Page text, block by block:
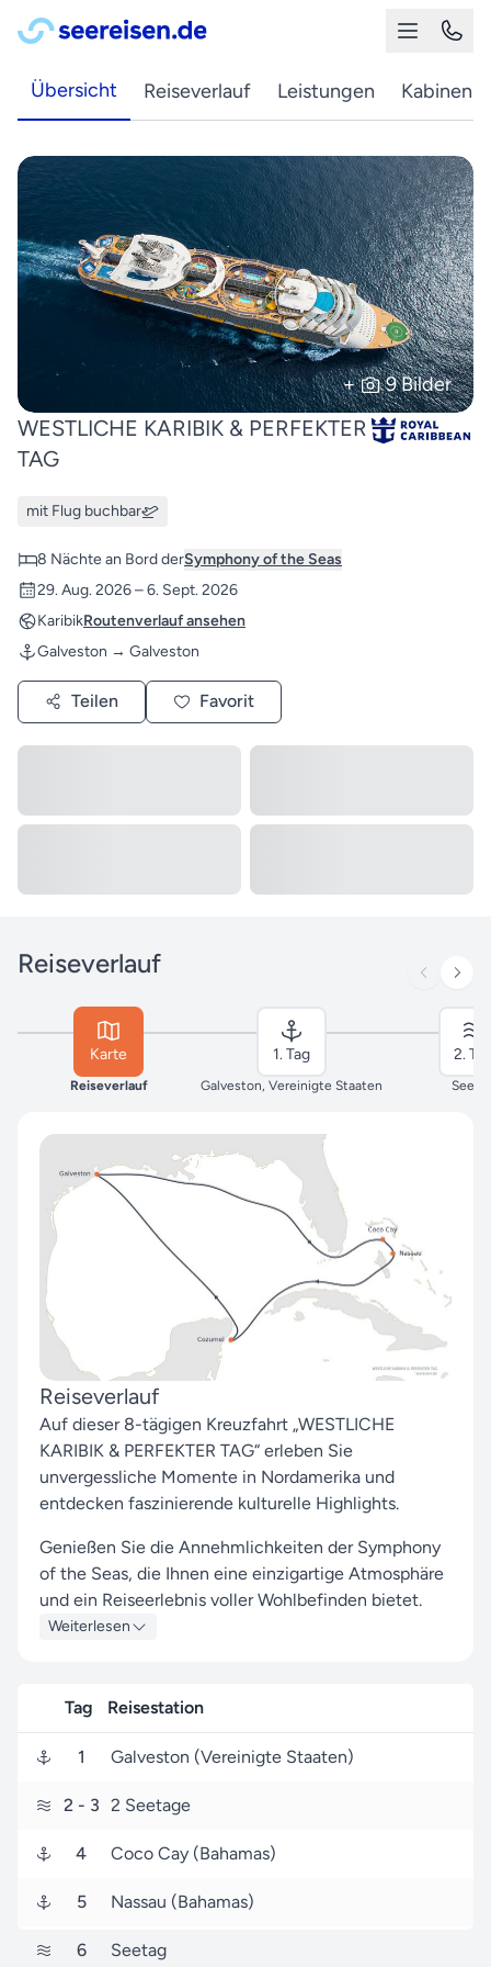
Übersicht Reiseverlauf Leistungen Kabinen
+ 9 Bilder
WESTLICHE KARIBIK & PERFEKTER
TAG
mit Flug buchbar
8 Nächte an Bord derSymphony of the Seas
29. Aug. 2026 – 6. Sept. 2026
KaribikRoutenverlauf ansehen
Galveston → Galveston
Teilen Favorit
Reiseverlauf
Karte
Reiseverlauf
1. Tag
Galveston, Vereinigte Staaten
2.
Reiseverlauf
Auf dieser 8-tägigen Kreuzfahrt „WESTLICHE
KARIBIK & PERFEKTER TAG“ erleben Sie
unvergessliche Momente in Nordamerika und
entdecken faszinierende kulturelle Highlights.
Genießen Sie die Annehmlichkeiten der Symphony
of the Seas, die Ihnen eine einzigartige Atmosphäre
und ein Reiseerlebnis voller Wohlbefinden bietet.
Atmosphäre und das lebendige Leben vor Ort
erleben können.
Ihre Reise beginnt am 29. August 2026 in Galveston
(Vereinigte Staaten), und nach 8 Tagen, am 06.
September 2026, erreichen Sie wieder den Hafen
von Galveston (Vereinigte Staaten).
Seereisen.de ist Ihr zuverlässiger Partner für Reisen
mit Royal Caribbean International, und unser Ziel ist
es, Ihnen mit unserer Erfahrung und unseren
Weiterlesen
Tag Reisestation
1 Galveston (Vereinigte Staaten)
2 - 3 2 Seetage
4 Coco Cay (Bahamas)
5 Nassau (Bahamas)
6 Seetag